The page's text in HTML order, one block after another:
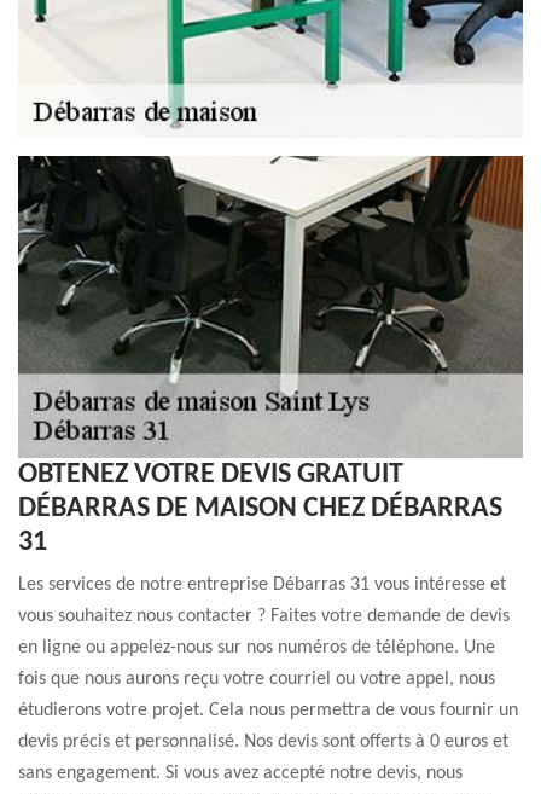
OBTENEZ VOTRE DEVIS GRATUIT
DÉBARRAS DE MAISON CHEZ DÉBARRAS
31
Les services de notre entreprise Débarras 31 vous intéresse et
vous souhaitez nous contacter ? Faites votre demande de devis
en ligne ou appelez-nous sur nos numéros de téléphone. Une
fois que nous aurons reçu votre courriel ou votre appel, nous
étudierons votre projet. Cela nous permettra de vous fournir un
devis précis et personnalisé. Nos devis sont offerts à 0 euros et
sans engagement. Si vous avez accepté notre devis, nous